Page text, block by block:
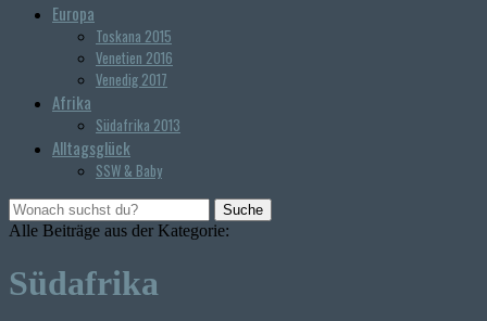
Europa
Toskana 2015
Venetien 2016
Venedig 2017
Afrika
Südafrika 2013
Alltagsglück
SSW & Baby
Suche
Alle Beiträge aus der Kategorie:
Südafrika